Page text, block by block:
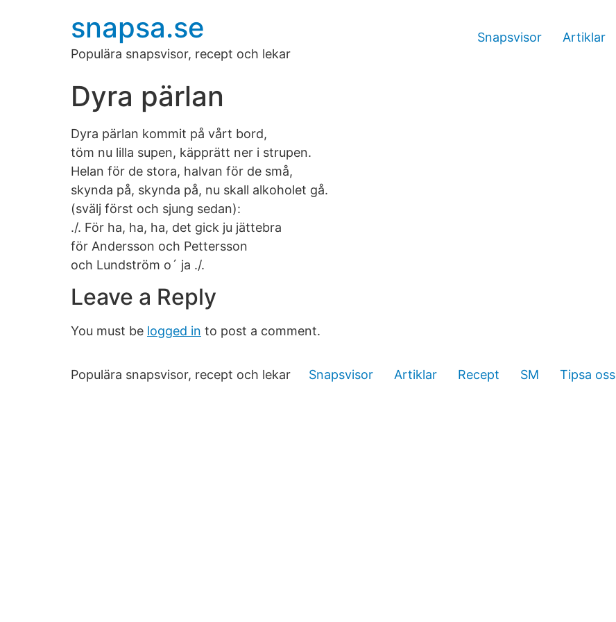
snapsa.se
Populära snapsvisor, recept och lekar
Snapsvisor Artiklar
Dyra pärlan
Dyra pärlan kommit på vårt bord,
töm nu lilla supen, käpprätt ner i strupen.
Helan för de stora, halvan för de små,
skynda på, skynda på, nu skall alkoholet gå.
(svälj först och sjung sedan):
./. För ha, ha, ha, det gick ju jättebra
för Andersson och Pettersson
och Lundström o´ ja ./.
Leave a Reply
You must be logged in to post a comment.
Populära snapsvisor, recept och lekar Snapsvisor Artiklar Recept SM Tipsa oss